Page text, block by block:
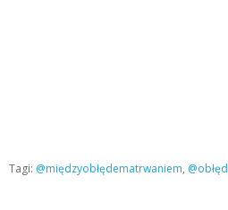
Tagi: @międzyobłędematrwaniem, @obłęd